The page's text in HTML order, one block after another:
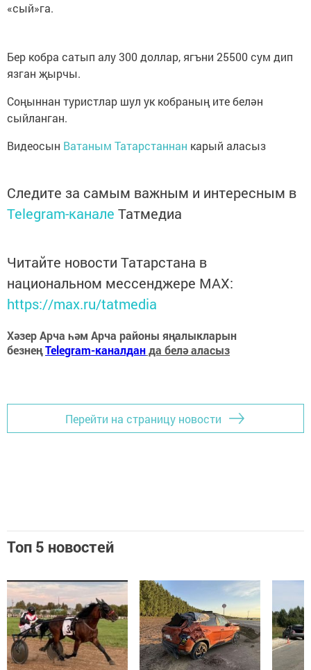
«сый»га.
Бер кобра сатып алу 300 доллар, ягъни 25500 сум дип
язган җырчы.
Соңыннан туристлар шул ук кобраның ите белән
сыйланган.
Видеосын Ватаным Татарстаннан карый аласыз
Следите за самым важным и интересным в
Telegram-канале Татмедиа
Читайте новости Татарстана в
национальном мессенджере MАХ:
https://max.ru/tatmedia
Хәзер Арча һәм Арча районы яңалыкларын
безнеңTelegram-каналданда белә аласыз
Перейти на страницу новости
Топ 5 новостей